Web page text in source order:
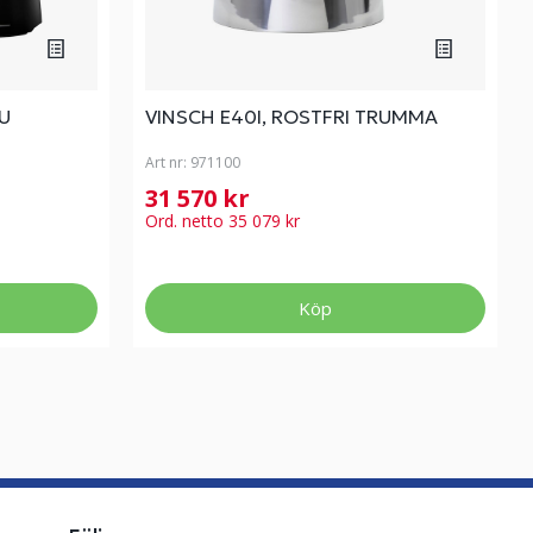
VINSCH E40I, ROSTFRI TRUMMA
Art nr: 971100
31 570 kr
Ord. netto 35 079 kr
Köp